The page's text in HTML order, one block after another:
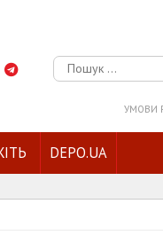
Пошук:
УМОВИ
DEPO.UA